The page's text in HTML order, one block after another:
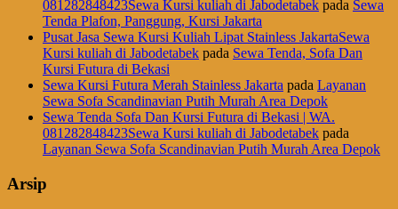
081282848423Sewa Kursi kuliah di Jabodetabek pada Sewa
Tenda Plafon, Panggung, Kursi Jakarta
Pusat Jasa Sewa Kursi Kuliah Lipat Stainless JakartaSewa
Kursi kuliah di Jabodetabek pada Sewa Tenda, Sofa Dan
Kursi Futura di Bekasi
Sewa Kursi Futura Merah Stainless Jakarta pada Layanan
Sewa Sofa Scandinavian Putih Murah Area Depok
Sewa Tenda Sofa Dan Kursi Futura di Bekasi | WA.
081282848423Sewa Kursi kuliah di Jabodetabek pada
Layanan Sewa Sofa Scandinavian Putih Murah Area Depok
Arsip